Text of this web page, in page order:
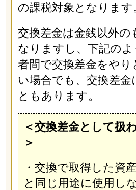
の課税対象となります
交換差金は金銭以外の
なりますし、下記の
者間で交換差金をやり
い場合でも、交換差金
ともあります。
＜交換差金として扱
＞
・交換で取得した資
と同じ用途に使用し